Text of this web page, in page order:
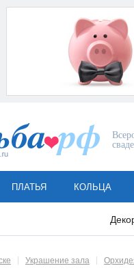
ПЛАТЬЯ КОЛЬЦА
Украшение зала